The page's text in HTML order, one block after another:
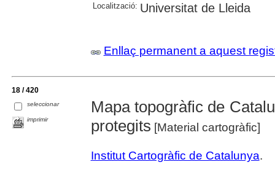
Localització: Universitat de Lleida
Enllaç permanent a aquest
18 / 420
seleccionar
imprimir
Mapa topogràfic de
protegits [Material cartogràfic]
Institut Cartogràfic de Catalunya.